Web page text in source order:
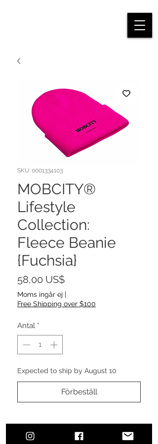
SKU: 0001334103
MOBCITY®
Lifestyle
Collection:
Fleece Beanie
{Fuchsia}
58,00 US$Pris
Moms ingår ej |
Free Shipping over $100
Antal *
Expected to ship by August 10
Förbeställ
Outside - 100% Acrylic